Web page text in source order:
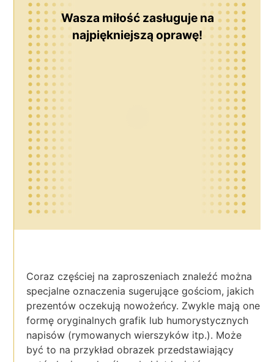
Wasza miłość zasługuje na
najpiękniejszą oprawę!
Coraz częściej na zaproszeniach znaleźć można
specjalne oznaczenia sugerujące gościom, jakich
prezentów oczekują nowożeńcy. Zwykle mają one
formę oryginalnych grafik lub humorystycznych
napisów (rymowanych wierszyków itp.). Może
być to na przykład obrazek przedstawiający